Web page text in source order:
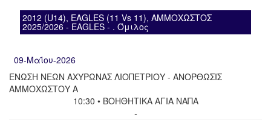
2012 (U14), EAGLES (11 Vs 11), ΑΜΜΟΧΩΣΤΟΣ
2025/2026 - EAGLES - . Όμιλος
09-Μαΐου-2026
ΕΝΩΣΗ ΝΕΩΝ ΑΧΥΡΩΝΑΣ ΛΙΟΠΕΤΡΙΟΥ - ΑΝΟΡΘΩΣΙΣ
ΑΜΜΟΧΩΣΤΟΥ Α
10:30 • ΒΟΗΘΗΤΙΚΑ ΑΓΙΑ ΝΑΠΑ
-